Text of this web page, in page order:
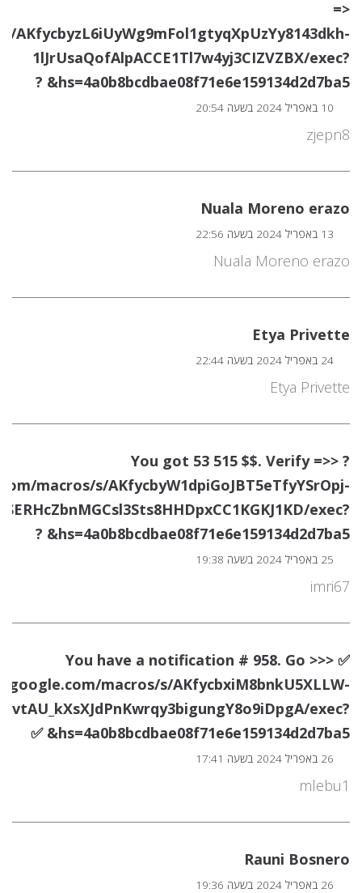
=>
1lJrUsaQofAlpACCE1Tl7w4yj3CIZVZBX/exec?
hs=4a0b8bcdbae08f71e6e159134d2d7ba5& ?
10 באפריל 2024 בשעה 20:54
zjepn8
Nuala Moreno erazo
13 באפריל 2024 בשעה 22:56
Nuala Moreno erazo
Etya Privette
24 באפריל 2024 בשעה 22:44
Etya Privette
? You got 53 515 $$. Verify =>>
macros/s/AKfycbyW1dpiGoJBT5eTfyYSrOpj-
exec?
hs=4a0b8bcdbae08f71e6e159134d2d7ba5& ?
25 באפריל 2024 בשעה 19:38
imri67
✅ You have a notification # 958. Go >>>
macros/s/AKfycbxiM8bnkU5XLLW-
exec?
hs=4a0b8bcdbae08f71e6e159134d2d7ba5& ✅
26 באפריל 2024 בשעה 17:41
mlebu1
Rauni Bosnero
26 באפריל 2024 בשעה 19:36